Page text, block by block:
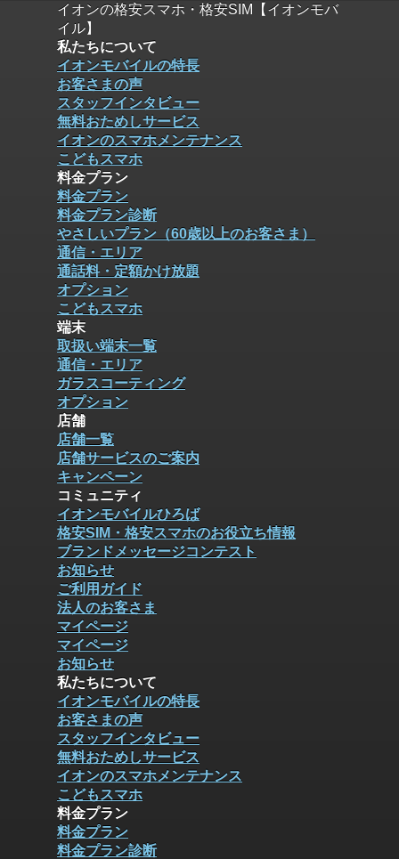
イオンの格安スマホ・格安SIM【イオンモバ
イル】
私たちについて
イオンモバイルの特長
お客さまの声
スタッフインタビュー
無料おためしサービス
イオンのスマホメンテナンス
こどもスマホ
料金プラン
料金プラン
料金プラン診断
やさしいプラン（60歳以上のお客さま）
通信・エリア
通話料・定額かけ放題
オプション
こどもスマホ
端末
取扱い端末一覧
通信・エリア
ガラスコーティング
オプション
店舗
店舗一覧
店舗サービスのご案内
キャンペーン
コミュニティ
イオンモバイルひろば
格安SIM・格安スマホのお役立ち情報
ブランドメッセージコンテスト
お知らせ
ご利用ガイド
法人のお客さま
マイページ
マイページ
お知らせ
私たちについて
イオンモバイルの特長
お客さまの声
スタッフインタビュー
無料おためしサービス
イオンのスマホメンテナンス
こどもスマホ
料金プラン
料金プラン
料金プラン診断